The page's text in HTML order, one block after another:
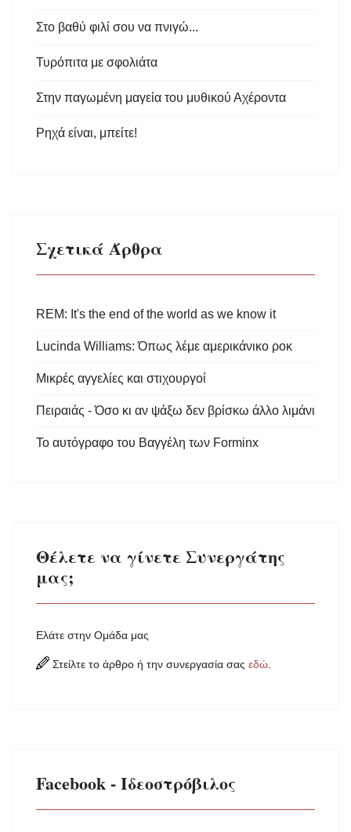
Στο βαθύ φιλί σου να πνιγώ...
Τυρόπιτα με σφολιάτα
Στην παγωμένη μαγεία του μυθικού Αχέροντα
Ρηχά είναι, μπείτε!
Σχετικά Άρθρα
REM: It's the end of the world as we know it
Lucinda Williams: Όπως λέμε αμερικάνικο ροκ
Μικρές αγγελίες και στιχουργοί
Πειραιάς - Όσο κι αν ψάξω δεν βρίσκω άλλο λιμάνι
Το αυτόγραφο του Βαγγέλη των Forminx
Θέλετε να γίνετε Συνεργάτης
μας;
Ελάτε στην Ομάδα μας
Στείλτε το άρθρο ή την συνεργασία σας εδώ
Facebook - Ιδεοστρόβιλος